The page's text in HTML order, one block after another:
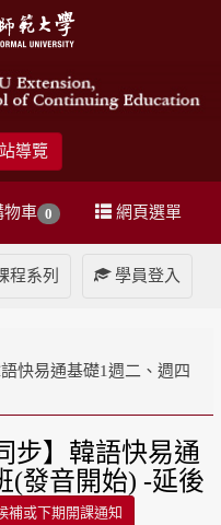
導覽
網頁選單
物車 0
學員登入
程系列
快易通基礎1週二、週四
步】韓語快易通
(發音開始) -延後
補或下期開課通知